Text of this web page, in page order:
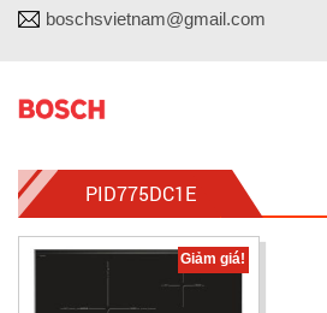
boschsvietnam@gmail.com
PID775DC1E
Giảm giá!